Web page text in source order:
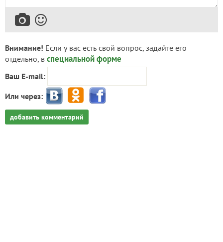
Внимание! Если у вас есть свой вопрос, задайте его
отдельно, в специальной форме
Ваш E-mail:
Или через:
добавить комментарий